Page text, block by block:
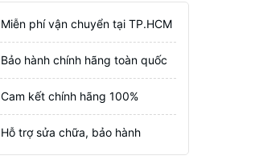
Miễn phí vận chuyển tại TP.HCM
Bảo hành chính hãng toàn quốc
Cam kết chính hãng 100%
Hỗ trợ sửa chữa, bảo hành